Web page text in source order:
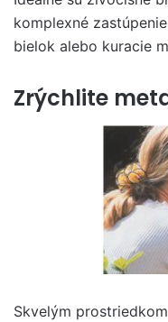
komplexné
bielok alebo kuracie
Zrýchlite
Skvelým